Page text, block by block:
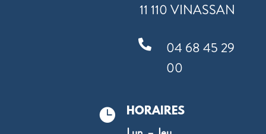
11 110 VINASSAN

04 68 45 29
00
 HORAIRES